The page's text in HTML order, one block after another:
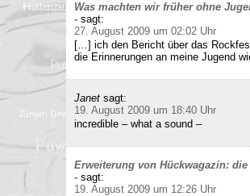
Was machten wir früher ohne
- sagt:
27. August 2009 um 02:02 Uhr
[…] ich den Bericht über das
die Erinnerungen an meine Jugend
Janet sagt:
19. August 2009 um 18:40 Uhr
incredible – what a sound –
Erweiterung von Hückwagazin:
- sagt:
19. August 2009 um 12:26 Uhr